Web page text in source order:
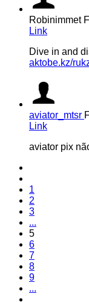
Robinimmet
Link
Dive in and
aktobe.kz/
aviator_mtsr
Link
aviator pix
1
2
3
...
5
6
7
8
9
...